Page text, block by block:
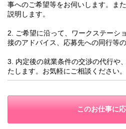
事へのご希望等をお伺いします。ま
説明します。
2. ご希望に沿って、ワークステーシ
接のアドバイス、応募先への同行等
3. 内定後の就業条件の交渉の代行や
たします。お気軽にご相談ください。
このお仕事に